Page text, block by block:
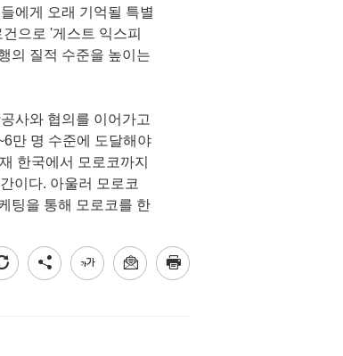
에게 오래 기억될 특별
으로 '게스트 익스피
의 질적 수준을 높이는
사와 협의를 이어가고
만 명 수준에 도달해야
한국에서 모로코까지
이다. 아울러 모로코
팅을 통해 모로코를 한